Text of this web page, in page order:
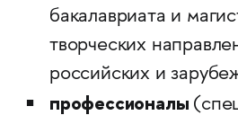
бакалавриата и
творческих
российских и
профессионалы